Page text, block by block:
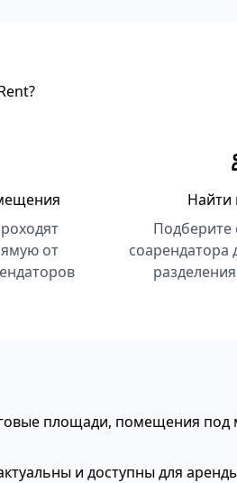
от
Найти
Подберите
соарендатора
площади, помещения под
и доступны для